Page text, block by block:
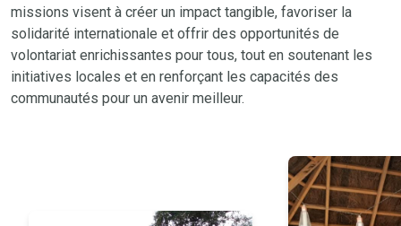
missions visent à créer un impact tangible, favoriser la
solidarité internationale et offrir des opportunités de
volontariat enrichissantes pour tous, tout en soutenant les
initiatives locales et en renforçant les capacités des
communautés pour un avenir meilleur.